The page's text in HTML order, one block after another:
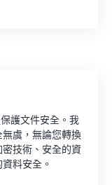
護文件安全。我
虞，無論您轉換
技術、安全的資
料安全。